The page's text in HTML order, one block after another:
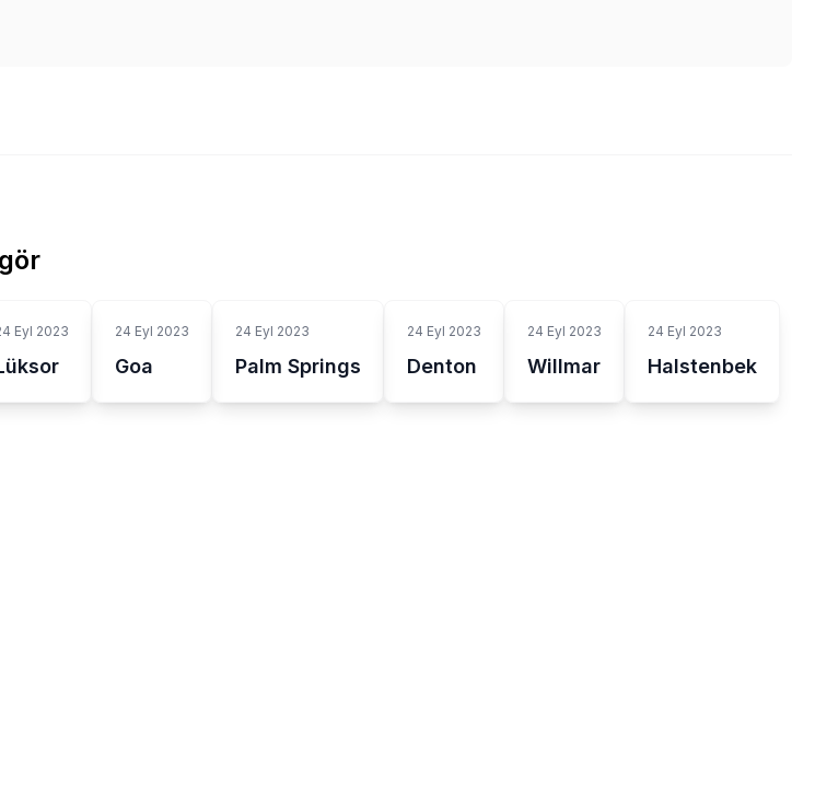
Eyl 2023 24 Eyl 2023
Goa
24 Eyl 2023
Palm Springs
24 Eyl 2023
Denton
24 Eyl 2023
Willmar
24 Eyl 2023
Halstenbek